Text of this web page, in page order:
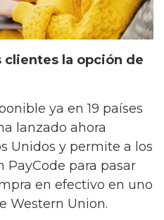
clientes la opción de
ya en 19 países
lanzado ahora
Unidos y permite a los
PayCode para pasar
en efectivo en uno
Western Union.